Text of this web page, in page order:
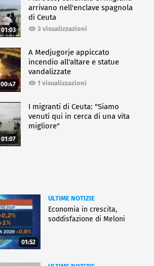
01:03
arrivano nell'enclave spagnola
di Ceuta
3 visualizzazioni
00:47
A Medjugorje appiccato
incendio all'altare e statue
vandalizzate
1 visualizzazioni
01:07
I migranti di Ceuta: "Siamo
venuti qui in cerca di una vita
migliore"
01:52
ULTIME NOTIZIE
Economia in crescita,
soddisfazione di Meloni